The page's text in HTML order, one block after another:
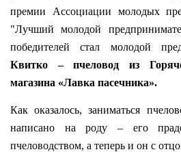
премии Ассоциации молодых
"Лучший молодой
победителей стал молодой
Квитко – пчеловод из
магазина «Лавка пасечника».
Как оказалось, заниматься
написано на роду – его
пчеловодством, а теперь и он с